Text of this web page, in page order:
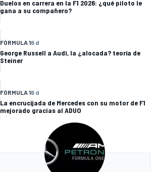
Duelos en carrera en la F1 2026: ¿qué piloto le
gana a su compañero?
FÓRMULA 16 d
George Russell a Audi, la ¿alocada? teoría de
Steiner
FÓRMULA 16 d
La encrucijada de Mercedes con su motor de F1
mejorado gracias al ADUO